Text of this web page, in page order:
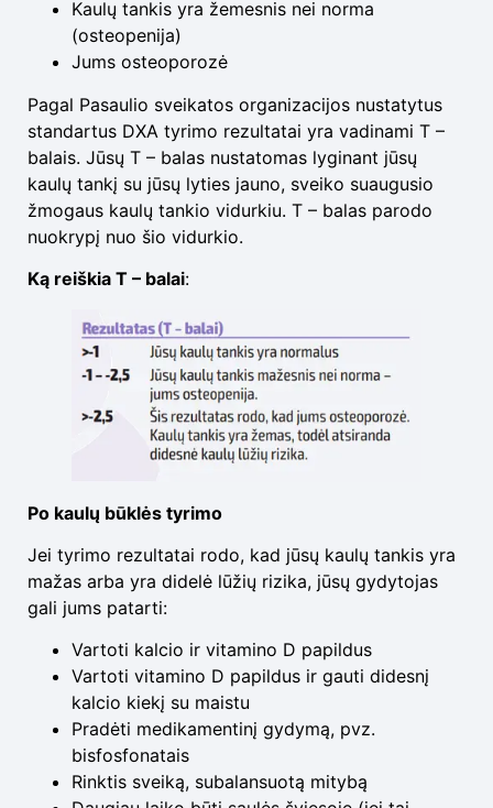
Kaulų tankis yra žemesnis nei norma
(osteopenija)
Jums osteoporozė
Pagal Pasaulio sveikatos organizacijos nustatytus
standartus DXA tyrimo rezultatai yra vadinami T –
balais. Jūsų T – balas nustatomas lyginant jūsų
kaulų tankį su jūsų lyties jauno, sveiko suaugusio
žmogaus kaulų tankio vidurkiu. T – balas parodo
nuokrypį nuo šio vidurkio.
Ką reiškia T – balai:
Po kaulų būklės tyrimo
Jei tyrimo rezultatai rodo, kad jūsų kaulų tankis yra
mažas arba yra didelė lūžių rizika, jūsų gydytojas
gali jums patarti:
Vartoti kalcio ir vitamino D papildus
Vartoti vitamino D papildus ir gauti didesnį
kalcio kiekį su maistu
Pradėti medikamentinį gydymą, pvz.
bisfosfonatais
Rinktis sveiką, subalansuotą mitybą